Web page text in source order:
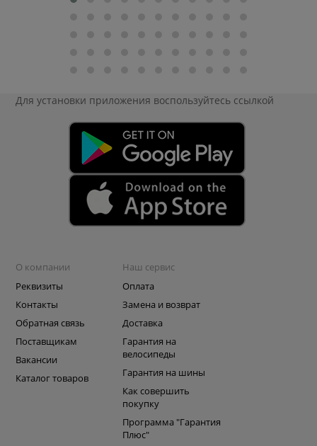
Для установки приложения воспользуйтесь ссылкой
О компании
Реквизиты
Контакты
Обратная связь
Поставщикам
Вакансии
Каталог товаров
Наш сервис
Оплата
Замена и возврат
Доставка
Гарантия на
велосипеды
Гарантия на шины
Как совершить
покупку
Программа "Гарантия
Плюс"